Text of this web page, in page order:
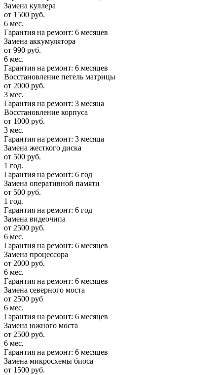
Замена куллера
от 1500 руб.
6 мес.
Гарантия на ремонт: 6 месяцев
Замена аккумулятора
от 990 руб.
6 мес.
Гарантия на ремонт: 6 месяцев
Восстановление петель матрицы
от 2000 руб.
3 мес.
Гарантия на ремонт: 3 месяца
Восстановление корпуса
от 1000 руб.
3 мес.
Гарантия на ремонт: 3 месяца
Замена жесткого диска
от 500 руб.
1 год.
Гарантия на ремонт: 6 год
Замена оперативной памяти
от 500 руб.
1 год.
Гарантия на ремонт: 6 год
Замена видеочипа
от 2500 руб.
6 мес.
Гарантия на ремонт: 6 месяцев
Замена процессора
от 2000 руб.
6 мес.
Гарантия на ремонт: 6 месяцев
Замена северного моста
от 2500 руб
6 мес.
Гарантия на ремонт: 6 месяцев
Замена южного моста
от 2500 руб.
6 мес.
Гарантия на ремонт: 6 месяцев
Замена микросхемы биоса
от 1500 руб.